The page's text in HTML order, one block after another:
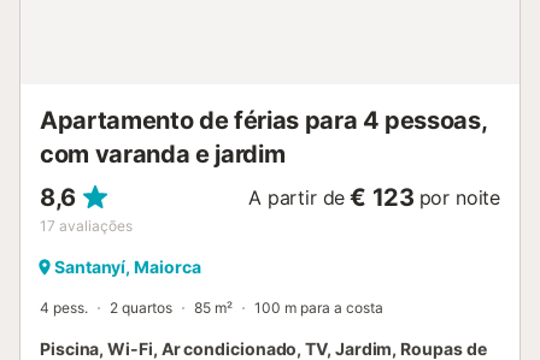
Apartamento de férias para 4 pessoas,
com varanda e jardim
8,6
17 avaliações
A partir de € 123 por noite
Santanyí, Maiorca
4 pess. 2 quartos 85 m² 100 m para a costa
Piscina, Wi-Fi, Ar condicionado, TV, Jardim, Roupas de